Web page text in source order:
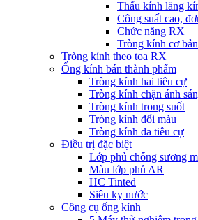
Thấu kính lăng
Công suất cao,
Chức năng RX
Tròng kính cơ
Tròng kính theo toa RX
Ống kính bán thành phẩm
Tròng kính hai tiêu cự
Tròng kính chặn ánh
Tròng kính trong suốt
Tròng kính đổi màu
Tròng kính đa tiêu cự
Điều trị đặc biệt
Lớp phủ chống sương
Màu lớp phủ AR
HC Tinted
Siêu kỵ nước
Công cụ ống kính